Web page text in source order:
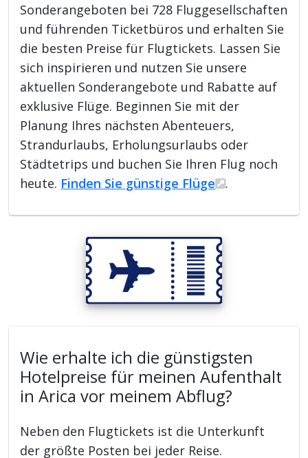
Sonderangeboten bei 728 Fluggesellschaften
und führenden Ticketbüros und erhalten Sie
die besten Preise für Flugtickets. Lassen Sie
sich inspirieren und nutzen Sie unsere
aktuellen Sonderangebote und Rabatte auf
exklusive Flüge. Beginnen Sie mit der
Planung Ihres nächsten Abenteuers,
Strandurlaubs, Erholungsurlaubs oder
Städtetrips und buchen Sie Ihren Flug noch
heute. Finden Sie günstige Flüge .
Wie erhalte ich die günstigsten
Hotelpreise für meinen Aufenthalt
in Arica vor meinem Abflug?
Neben den Flugtickets ist die Unterkunft
der größte Posten bei jeder Reise.